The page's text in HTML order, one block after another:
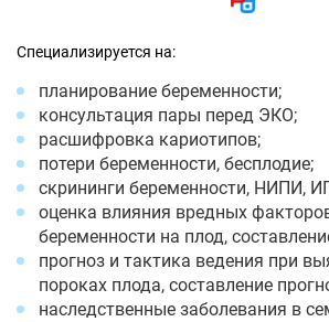
Специализируется на:
планирование беременности;
консультация пары перед ЭКО;
расшифровка кариотипов;
потери беременности, бесплодие;
скрининги беременности, НИПИ,
оценка влияния вредных
беременности на плод,
прогноз и тактика ведения при
пороках плода, составление
наследственные заболевания в